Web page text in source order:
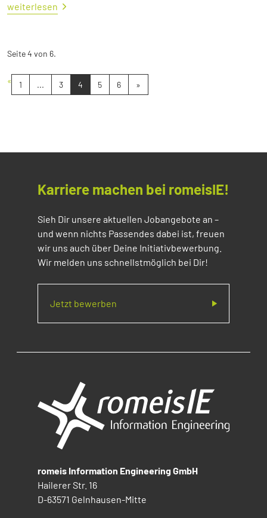
weiterlesen
Seite 4 von 6.
« 1 ... 3 4 5 6 »
Karriere machen bei romeisIE!
Sieh Dir unsere aktuellen Jobangebote an –
und wenn nichts Passendes dabei ist, freuen
wir uns auch über Deine Initiativbewerbung.
Wir melden uns schnellstmöglich bei Dir!
Jetzt bewerben
romeis Information Engineering GmbH
Hailerer Str. 16
D-63571 Gelnhausen-Mitte